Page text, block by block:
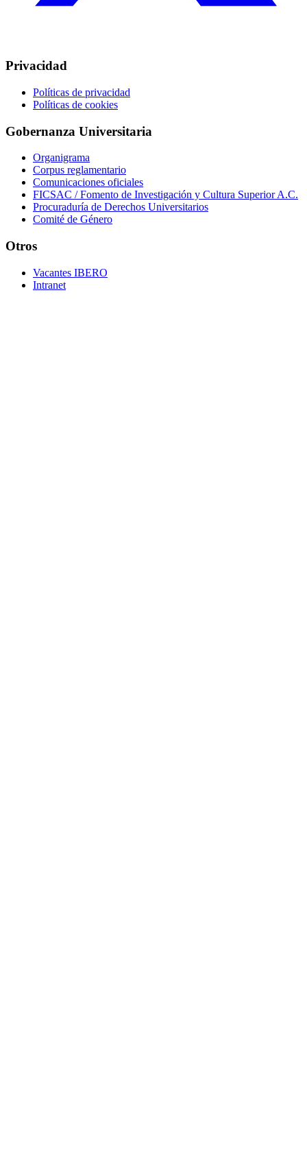
Privacidad
Políticas de privacidad
Políticas de cookies
Gobernanza Universitaria
Organigrama
Corpus reglamentario
Comunicaciones oficiales
FICSAC / Fomento de Investigación y Cultura Superior A.C.
Procuraduría de Derechos Universitarios
Comité de Género
Otros
Vacantes IBERO
Intranet